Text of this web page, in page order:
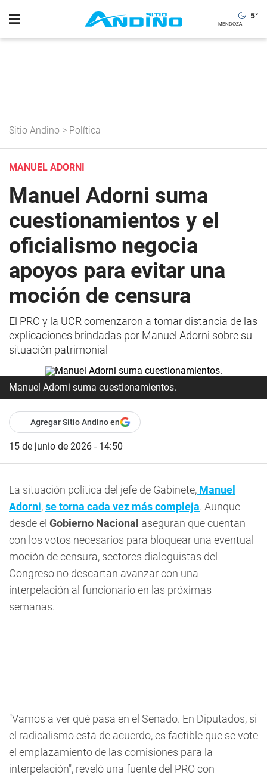
5°
Sitio Andino > Política
MANUEL ADORNI
Manuel Adorni suma
cuestionamientos y el
oficialismo negocia
apoyos para evitar una
moción de censura
El PRO y la UCR comenzaron a tomar distancia de las
explicaciones brindadas por Manuel Adorni sobre su
situación patrimonial
Manuel Adorni suma cuestionamientos.
Agregar Sitio Andino en
15 de junio de 2026 - 14:50
La situación política del jefe de Gabinete, Manuel
Adorni,se torna cada vez más compleja. Aunque
desde el Gobierno Nacional aseguran que cuentan
con los votos necesarios para bloquear una eventual
moción de censura, sectores dialoguistas del
Congreso no descartan avanzar con una
interpelación al funcionario en las próximas
semanas.
"Vamos a ver qué pasa en el Senado. En Diputados, si
el radicalismo está de acuerdo, es factible que se vote
el emplazamiento de las comisiones para la
interpelación", reveló una fuente del PRO con